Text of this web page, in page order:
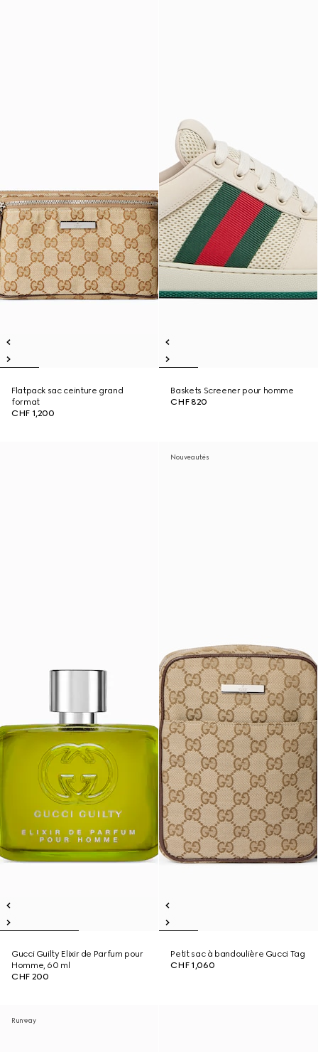
Flatpack sac ceinture grand
format
CHF 1,200
Baskets Screener pour homme
CHF 820
Gucci Guilty Elixir de Parfum pour
Homme, 60 ml
CHF 200
Nouveautés
Petit sac à bandoulière Gucci Tag
CHF 1,060
Runway